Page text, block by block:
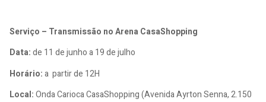
Serviço – Transmissão no Arena CasaShopping
Data:de 11 de junho a 19 de julho
Horário:a partir de 12H
Local:Onda Carioca CasaShopping (Avenida Ayrton Senna, 2.150